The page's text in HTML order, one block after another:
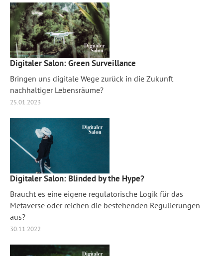
Digitaler Salon: Green Surveillance
Bringen uns digitale Wege zurück in die Zukunft
nachhaltiger Lebensräume?
25.01.2023
Digitaler Salon: Blinded by the Hype?
Braucht es eine eigene regulatorische Logik für das
Metaverse oder reichen die bestehenden Regulierungen
aus?
30.11.2022